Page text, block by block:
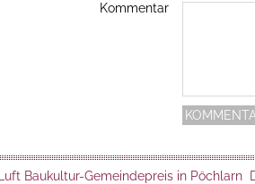
Kommentar
Baukultur-Gemeindepreis in Pöchlarn